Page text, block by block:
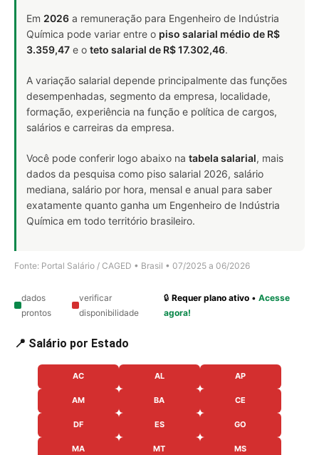
Em 2026 a remuneração para Engenheiro de Indústria
Química pode variar entre o piso salarial médio de R$
3.359,47 e o teto salarial de R$ 17.302,46.
A variação salarial depende principalmente das funções
desempenhadas, segmento da empresa, localidade,
formação, experiência na função e política de cargos,
salários e carreiras da empresa.
Você pode conferir logo abaixo na tabela salarial, mais
dados da pesquisa como piso salarial 2026, salário
mediana, salário por hora, mensal e anual para saber
exatamente quanto ganha um Engenheiro de Indústria
Química em todo território brasileiro.
Fonte: Portal Salário / CAGED • Brasil • 07/2025 a 06/2026
dados
prontos
verificar
disponibilidade
🔒Requer plano ativo •Acesse
agora!
📍 Salário por Estado
AC AL AP
AM BA CE
DF ES GO
MA MT MS